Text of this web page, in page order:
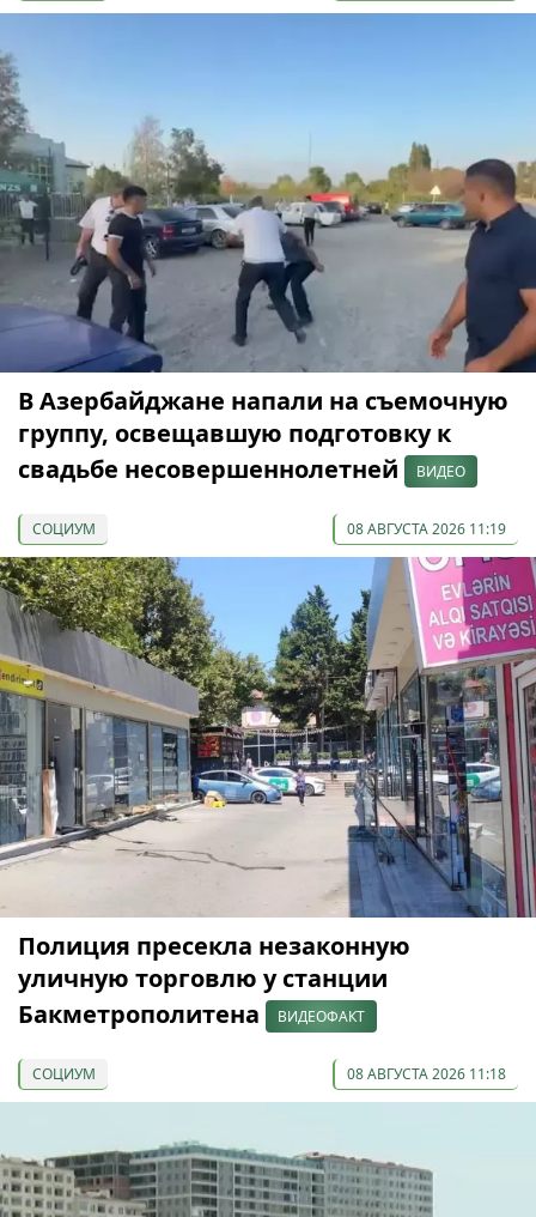
В Азербайджане напали на съемочную
группу, освещавшую подготовку к
свадьбе несовершеннолетней
ВИДЕО
СОЦИУМ 08 АВГУСТА 2026 11:19
Полиция пресекла незаконную
уличную торговлю у станции
Бакметрополитена
ВИДЕОФАКТ
СОЦИУМ 08 АВГУСТА 2026 11:18